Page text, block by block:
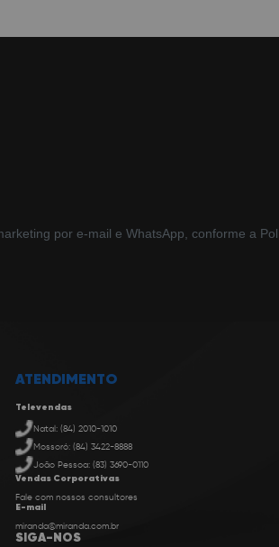
por e-mail e WhatsApp, conforme a
ATENDIMENTO
Televendas
Natal: (84) 2010-1010
Mossoró: (84) 3422-8888
João Pessoa: (83) 3690-0110
Vendas Corporativas
Fale com nossos consultores
E-mail
miranda@miranda.com.br
SIGA-NOS